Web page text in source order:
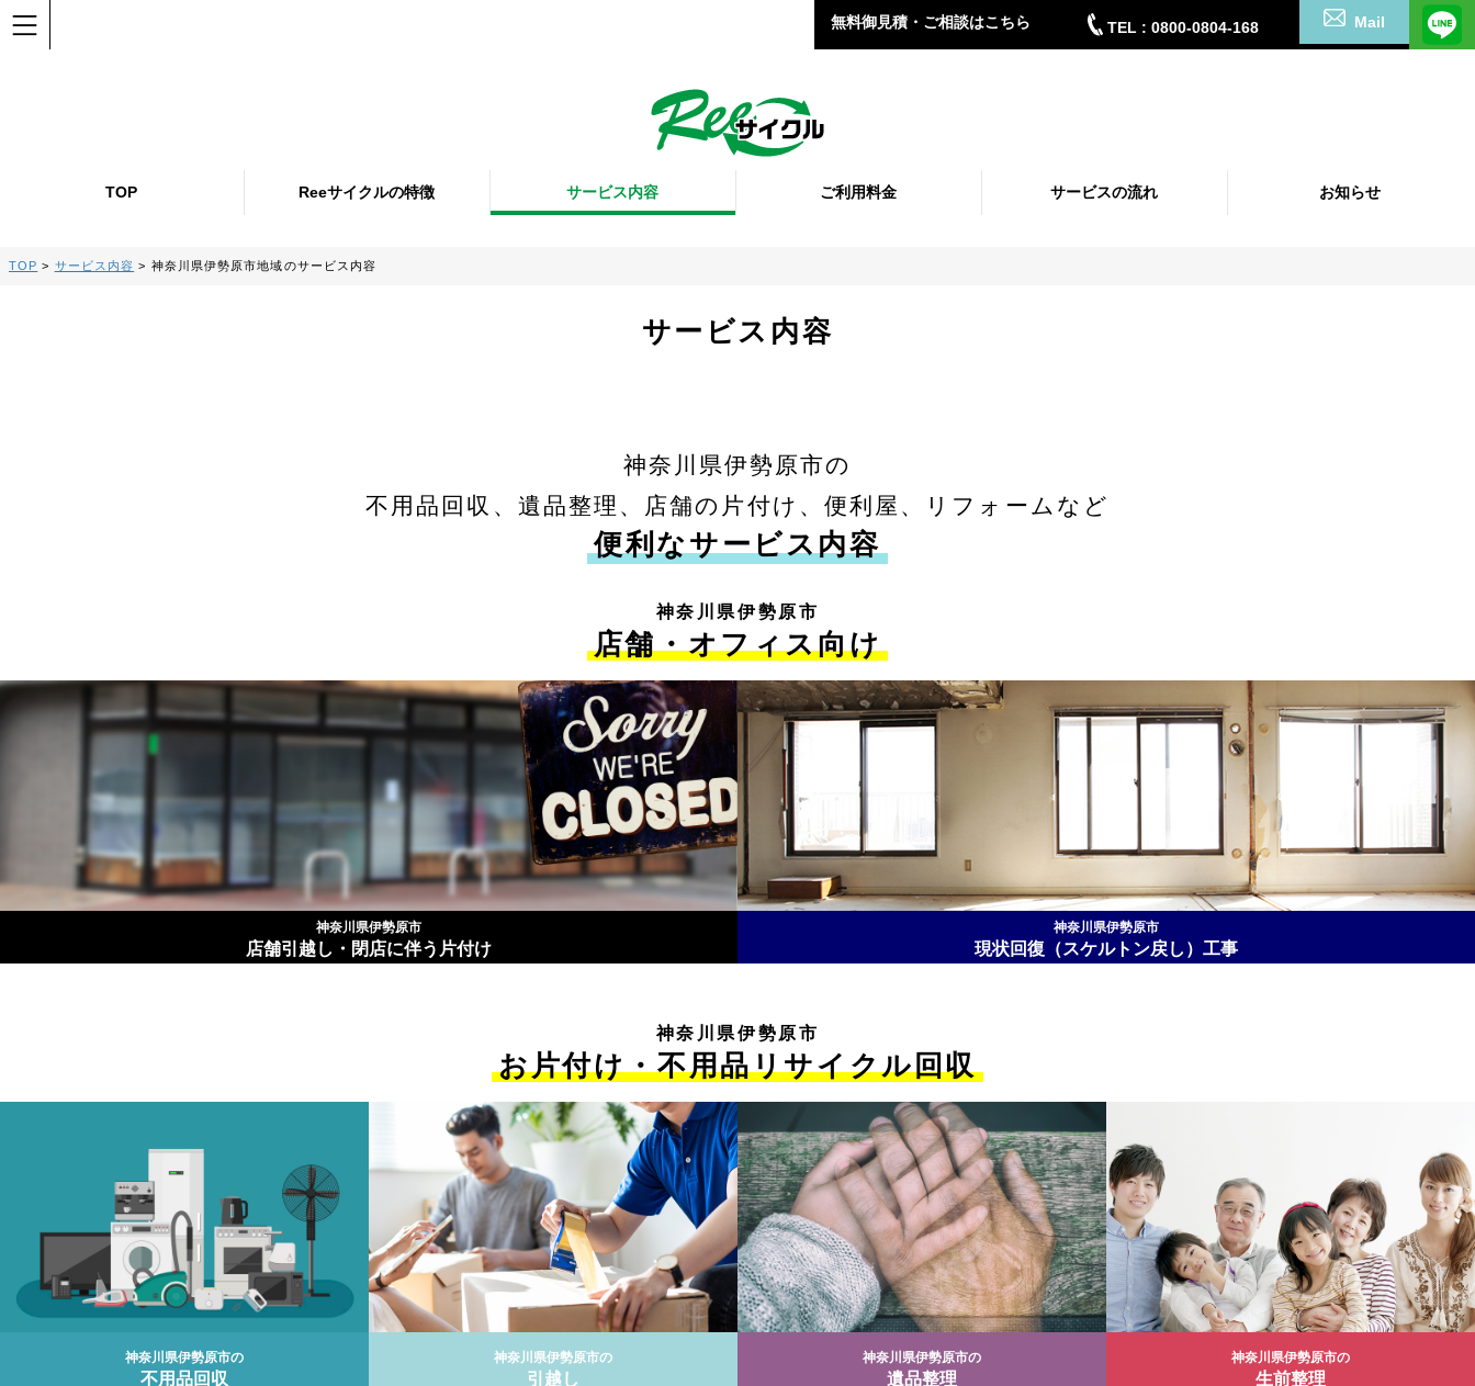
無料御見積・ご相談はこちら TEL : 0800-0804-168 Mail
TOP Reeサイクルの特徴 サービス内容 ご利用料金 サービスの流れ お知らせ
TOP > サービス内容 > 神奈川県伊勢原市地域のサービス内容
サービス内容
神奈川県伊勢原市の
不用品回収、遺品整理、店舗の片付け、便利屋、リフォームなど
便利なサービス内容
神奈川県伊勢原市
店舗・オフィス向け
神奈川県伊勢原市
店舗引越し・閉店に伴う片付け
神奈川県伊勢原市
現状回復（スケルトン戻し）工事
神奈川県伊勢原市
お片付け・不用品リサイクル回収
神奈川県伊勢原市の
不用品回収
神奈川県伊勢原市の
引越し
神奈川県伊勢原市の
遺品整理
神奈川県伊勢原市の
生前整理